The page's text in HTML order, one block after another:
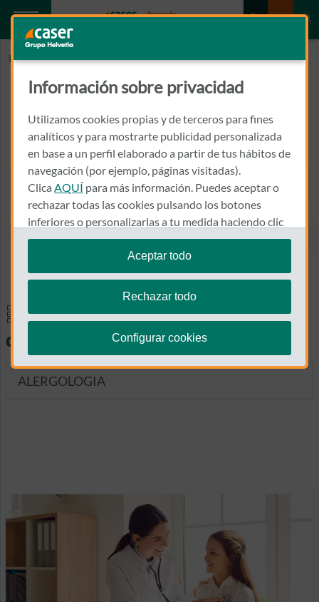
Inicio ALERGOMARESME
ALERGOMARESME
08036 - BARCELONA
934 108 895
Llamar a
Ver el mapa en Google Maps
Especialidades y pruebas
diagnósticas
ALERGOLOGIA
Información sobre privacidad
Utilizamos cookies propias y de terceros para fines
analíticos y para mostrarte publicidad personalizada
en base a un perfil elaborado a partir de tus hábitos de
navegación (por ejemplo, páginas visitadas).
Clica AQUÍ para más información. Puedes aceptar o
rechazar todas las cookies pulsando los botones
inferiores o personalizarlas a tu medida haciendo clic
en"configurar cookies".
Te recordamos que puedes modificar tus ajustes de
cookies en cualquier momento en la sección
Aceptar todo
Rechazar todo
Configurar cookies